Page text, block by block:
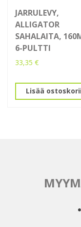
JARRULEVY,
ALLIGATOR
SAHALAITA,
6-PULTTI
33,35 €
Lisää